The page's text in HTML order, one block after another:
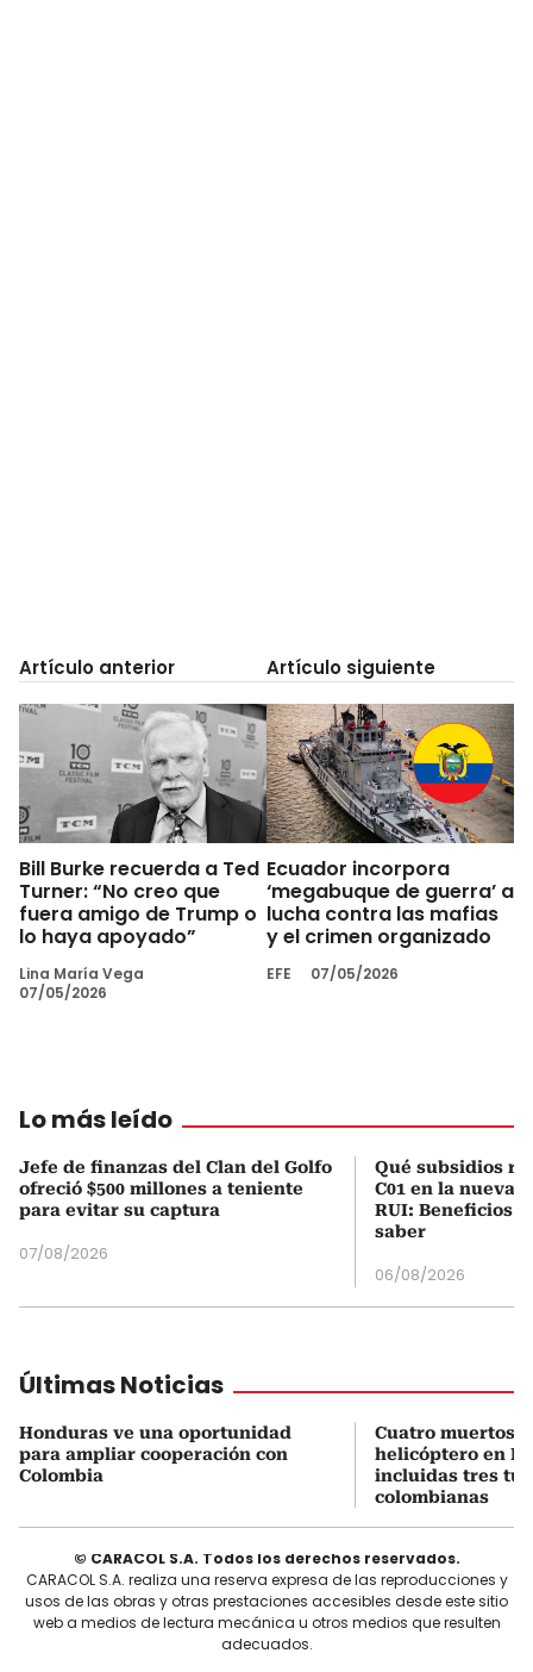
Artículo anterior
Bill Burke recuerda a Ted
Turner: “No creo que
fuera amigo de Trump o
lo haya apoyado”
Lina María Vega
07/05/2026
Artículo siguiente
Ecuador incorpora
‘megabuque de guerra’ a
lucha contra las mafias
y el crimen organizado
EFE 07/05/2026
Lo más leído
Jefe de finanzas del Clan del Golfo
ofreció $500 millones a teniente
para evitar su captura
07/08/2026
Qué subsidios
C01 en la nueva
RUI: Beneficios
saber
06/08/2026
Últimas Noticias
Honduras ve una oportunidad
para ampliar cooperación con
Colombia
Cuatro muertos
helicóptero en
incluidas tres
colombianas
© CARACOL S.A. Todos los derechos reservados.
CARACOL S.A. realiza una reserva expresa de las reproducciones y
usos de las obras y otras prestaciones accesibles desde este sitio
web a medios de lectura mecánica u otros medios que resulten
adecuados.